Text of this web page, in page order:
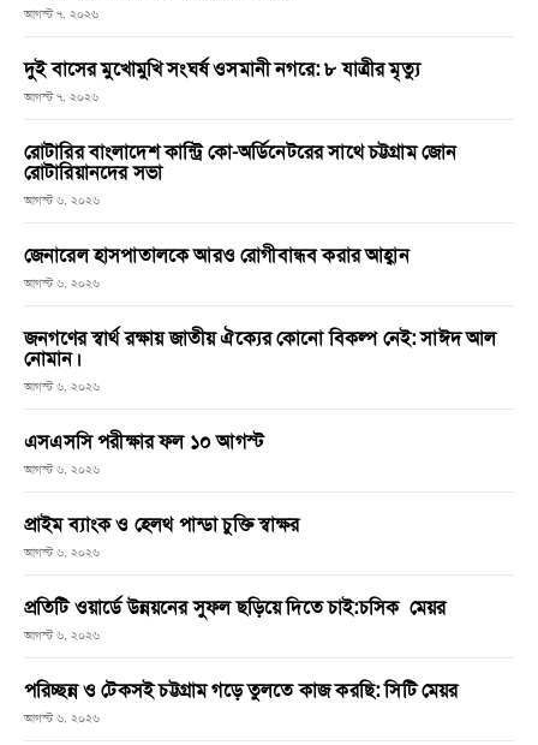
আগস্ট ৭, ২০২৬
দুই বাসের মুখোমুখি সংঘর্ষ ওসমানী নগরে: ৮ যাত্রীর মৃত্যু
আগস্ট ৭, ২০২৬
রোটারির বাংলাদেশ কান্ট্রি কো-অর্ডিনেটরের সাথে চট্টগ্রাম জোন
রোটারিয়ানদের সভা
আগস্ট ৬, ২০২৬
জেনারেল হাসপাতালকে আরও রোগীবান্ধব করার আহ্বান
আগস্ট ৬, ২০২৬
জনগণের স্বার্থ রক্ষায় জাতীয় ঐক্যের কোনো বিকল্প নেই: সাঈদ আল
নোমান।
আগস্ট ৬, ২০২৬
এসএসসি পরীক্ষার ফল ১০ আগস্ট
আগস্ট ৬, ২০২৬
প্রাইম ব্যাংক ও হেলথ পান্ডা চুক্তি স্বাক্ষর
আগস্ট ৬, ২০২৬
প্রতিটি ওয়ার্ডে উন্নয়নের সুফল ছড়িয়ে দিতে চাই:চসিক মেয়র
আগস্ট ৬, ২০২৬
পরিচ্ছন্ন ও টেকসই চট্টগ্রাম গড়ে তুলতে কাজ করছি: সিটি মেয়র
আগস্ট ৬, ২০২৬